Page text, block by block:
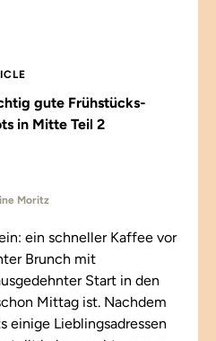
gute Frühstücks-
in Mitte Teil 2
Moritz
ein schneller Kaffee vor
Brunch mit
Start in den
Mittag ist. Nachdem
einige Lieblingsadressen